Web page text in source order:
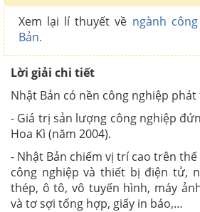
Xem lại lí thuyết về ngành
Bản.
Lời giải chi tiết
Nhật Bản có nền công nghiệp
- Giá trị sản lượng công nghiệp
Hoa Kì (năm 2004).
- Nhật Bản chiếm vị trí cao trên
công nghiệp và thiết bị điện tử,
thép, ô tô, vô tuyến hình, máy
và tơ sợi tổng hợp, giấy in báo,…